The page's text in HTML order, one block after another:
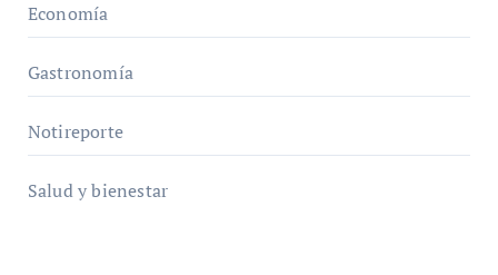
Economía
Gastronomía
Notireporte
Salud y bienestar